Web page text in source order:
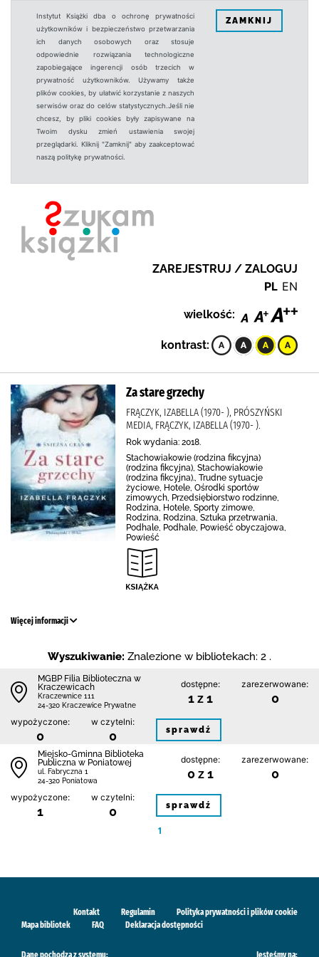
Instytut Książki dba o ochronę prywatności
użytkowników i bezpieczeństwo przetwarzania
ich danych osobowych oraz stosuje
odpowiednie rozwiązania technologiczne
zapobiegające ingerencji osób trzecich w
prywatność użytkowników. Używamy także
plików cookies, by ułatwić korzystanie z naszych
serwisów oraz do celów statystycznych.Jeśli nie
chcesz, by pliki cookies były zapisywane na
Twoim dysku zmień ustawienia swojej
przeglądarki. Kliknij "Zamknij" aby zaakceptować
naszą politykę prywatności.
ZAMKNIJ
ZAREJESTRUJ / ZALOGUJ
PL EN
wielkość:
kontrast:
Za stare grzechy
FRĄCZYK, IZABELLA (1970- ), PRÓSZYŃSKI
MEDIA, FRĄCZYK, IZABELLA (1970- ).
Rok wydania: 2018.
Stachowiakowie (rodzina fikcyjna)
(rodzina fikcyjna), Stachowiakowie
(rodzina fikcyjna)., Trudne sytuacje
życiowe, Hotele, Ośrodki sportów
zimowych, Przedsiębiorstwo rodzinne,
Rodzina, Hotele, Sporty zimowe,
Rodzina, Rodzina, Sztuka przetrwania,
Podhale, Podhale, Powieść obyczajowa,
Powieść
Więcej informacji
Wyszukiwanie: Znalezione w bibliotekach: 2 .
MGBP Filia Biblioteczna w
Kraczewicach
Kraczewnice 111
24-320 Kraczewice Prywatne
dostępne:
1 z 1
zarezerwowane:
0
wypożyczone:
0
w czytelni:
0 sprawdź
Miejsko-Gminna Biblioteka
Publiczna w Poniatowej
ul. Fabryczna 1
24-320 Poniatowa
dostępne:
0 z 1
zarezerwowane:
0
wypożyczone:
1
w czytelni:
0 sprawdź
1
Kontakt Regulamin
Polityka prywatności i plików cookie
Mapa bibliotek
FAQ Deklaracja dostępności
Dane pochodzą z systemu: Jesteśmy na: